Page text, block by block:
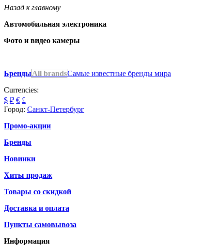
Назад к главному
Автомобильная электроника
Фото и видео камеры
БрендыAll brandsСамые известные бренды мира
Currencies:
$ ₽ € £
Город: Санкт-Петербург
Промо-акции
Бренды
Новинки
Хиты продаж
Товары со скидкой
Доставка и оплата
Пункты самовывоза
Информация